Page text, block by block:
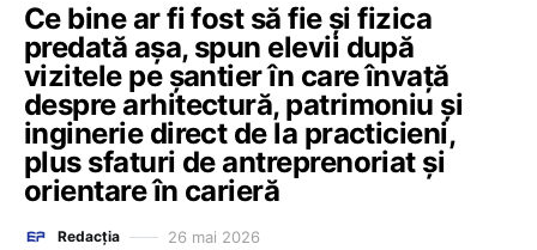
Ce bine ar fi fost să fie și fizica
predată așa, spun elevii după
vizitele pe șantier în care învață
despre arhitectură, patrimoniu și
inginerie direct de la practicieni,
plus sfaturi de antreprenoriat și
orientare în carieră
Redacția 26 mai 2026